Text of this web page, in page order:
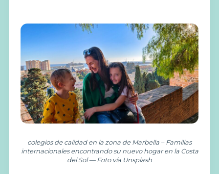
colegios de calidad en la zona de Marbella – Familias
internacionales encontrando su nuevo hogar en la Costa
del Sol — Foto vía Unsplash